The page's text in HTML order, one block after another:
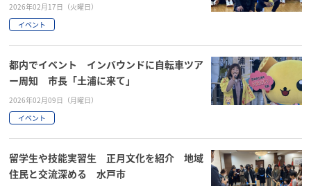
2026年02月17日（火曜日）
イベント
都内でイベント インバウンドに自転車ツア
ー周知 市長「土浦に来て」
2026年02月09日（月曜日）
イベント
留学生や技能実習生 正月文化を紹介 地域
住民と交流深める 水戸市